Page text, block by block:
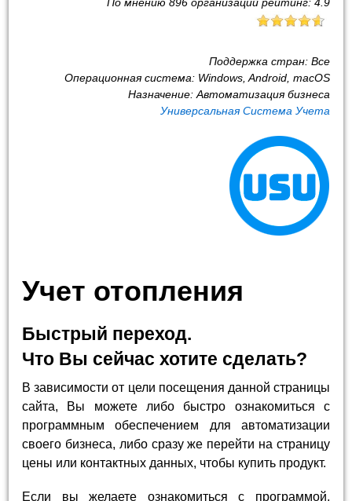
Поддержка стран: Все
Операционная система: Windows, Android, macOS
Назначение: Автоматизация бизнеса
Универсальная Система Учета
Учет отопления
Быстрый переход.
Что Вы сейчас хотите сделать?
В зависимости от цели посещения данной страницы
сайта, Вы можете либо быстро ознакомиться с
программным обеспечением для автоматизации
своего бизнеса, либо сразу же перейти на страницу
цены или контактных данных, чтобы купить продукт.
Если вы желаете ознакомиться с программой,